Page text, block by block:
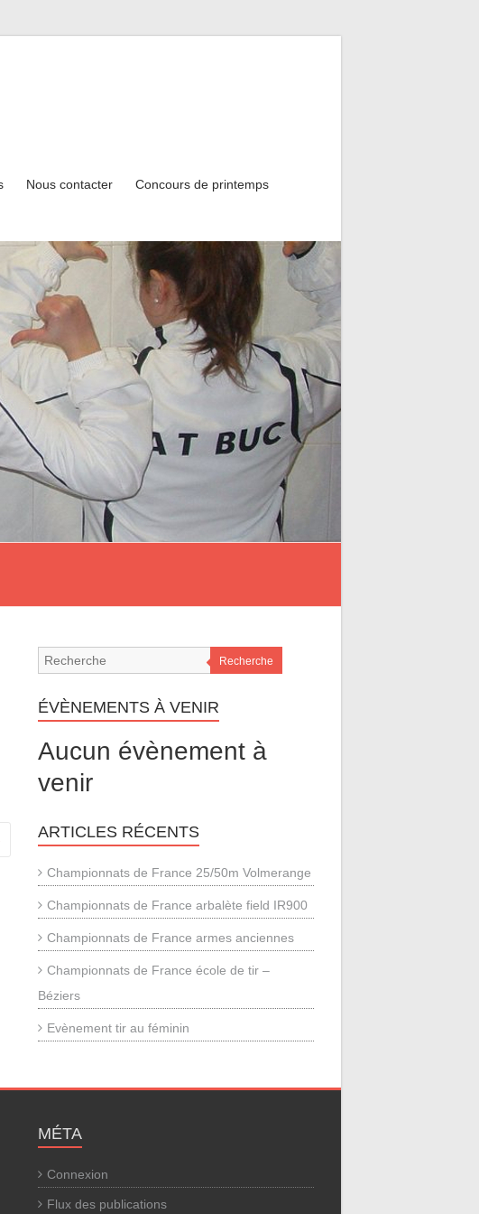
Nous contacter Concours de printemps
Recherche
ÉVÈNEMENTS À VENIR
Aucun évènement à
venir
ARTICLES RÉCENTS
Championnats de France 25/50m Volmerange
Championnats de France arbalète field IR900
Championnats de France armes anciennes
Championnats de France école de tir –
Béziers
Evènement tir au féminin
MÉTA
Connexion
Flux des publications